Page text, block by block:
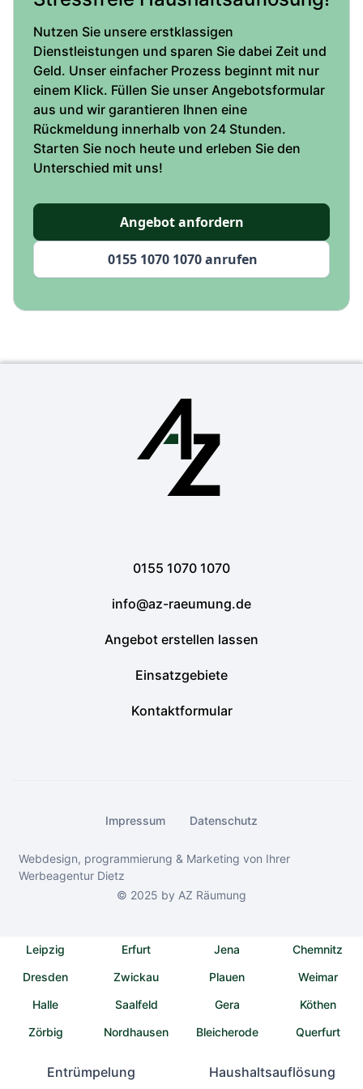
Nutzen Sie unsere erstklassigen
Dienstleistungen und sparen Sie dabei Zeit und
Geld. Unser einfacher Prozess beginnt mit nur
einem Klick. Füllen Sie unser Angebotsformular
aus und wir garantieren Ihnen eine
Rückmeldung innerhalb von 24 Stunden.
Starten Sie noch heute und erleben Sie den
Unterschied mit uns!
0155 1070 1070 anrufen
Angebot anfordern
info@az-raeumung.de
Angebot erstellen lassen
Einsatzgebiete
Kontaktformular
0155 1070 1070
© 2025 by AZ Räumung
Webdesign, programmierung & Marketing von Ihrer
Werbeagentur Dietz
Impressum Datenschutz
Leipzig Erfurt Jena
Chemnitz
Dresden
Zwickau Plauen
Weimar
Halle
Saalfeld Gera
Köthen
Zörbig
Nordhausen Bleicherode Querfurt
Entrümpelung Haushaltsauflösung